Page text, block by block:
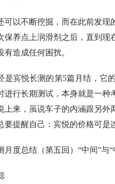
可以不断挖掘，而在此前发现
保养点上润滑剂之后，直到现
有造成任何困扰。
是宾悦长测的第5篇月结，它
进行长期测试，本身就是一
上来，虽说车子的内涵跟另外
要提醒自己：宾悦的价格可是